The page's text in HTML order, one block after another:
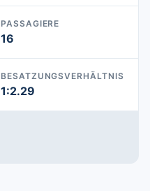
PASSAGIERE
16
BESATZUNGSVERHÄLTNIS
1:2.29